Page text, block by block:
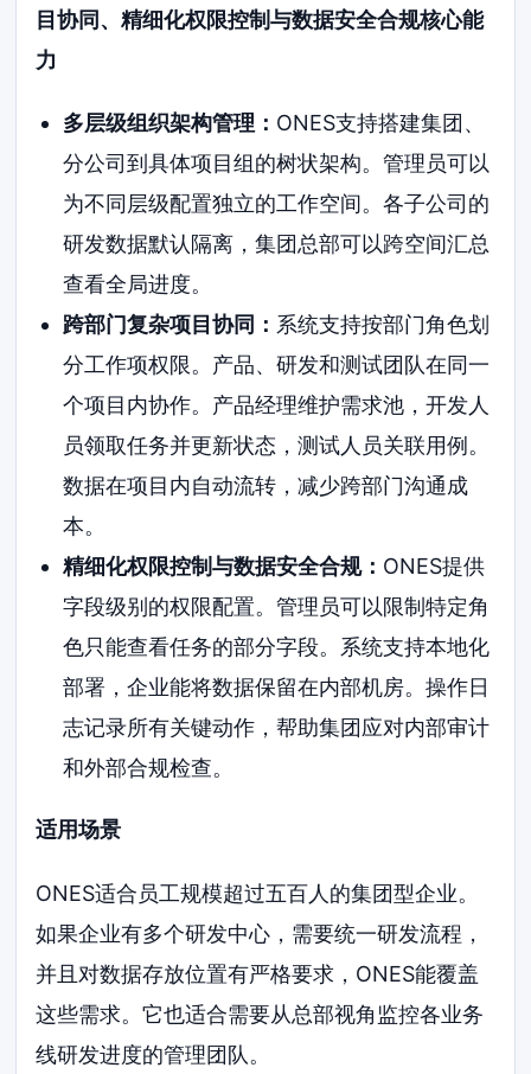
目协同、精细化权限控制与数据安全合规核心能
力
多层级组织架构管理： ONES支持搭建集团、
分公司到具体项目组的树状架构。管理员可以
为不同层级配置独立的工作空间。各子公司的
研发数据默认隔离，集团总部可以跨空间汇总
查看全局进度。
跨部门复杂项目协同： 系统支持按部门角色划
分工作项权限。产品、研发和测试团队在同一
个项目内协作。产品经理维护需求池，开发人
员领取任务并更新状态，测试人员关联用例。
数据在项目内自动流转，减少跨部门沟通成
本。
精细化权限控制与数据安全合规： ONES提供
字段级别的权限配置。管理员可以限制特定角
色只能查看任务的部分字段。系统支持本地化
部署，企业能将数据保留在内部机房。操作日
志记录所有关键动作，帮助集团应对内部审计
和外部合规检查。
适用场景
ONES适合员工规模超过五百人的集团型企业。
如果企业有多个研发中心，需要统一研发流程，
并且对数据存放位置有严格要求，ONES能覆盖
这些需求。它也适合需要从总部视角监控各业务
线研发进度的管理团队。